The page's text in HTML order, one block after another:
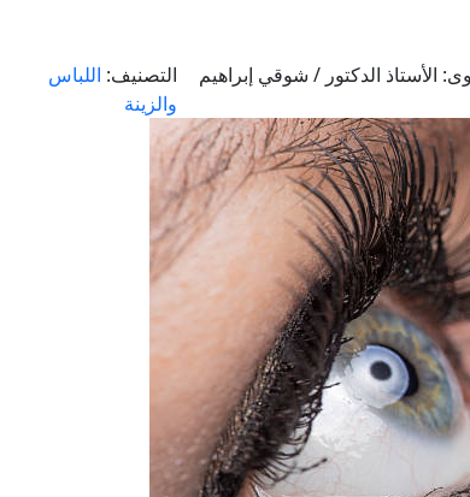
الأستاذ الدكتور / شوقي إبراهيم
التصنيف: اللباس
والزينة